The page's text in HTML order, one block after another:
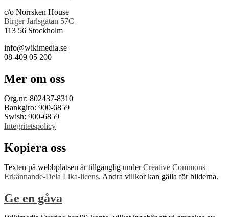
c/o Norrsken House
Birger Jarlsgatan 57C
113 56 Stockholm
info@wikimedia.se
08-409 05 200
Mer om oss
Org.nr: 802437-8310
Bankgiro: 900-6859
Swish: 900-6859
Integritetspolicy
Kopiera oss
Texten på webbplatsen är tillgänglig underCreative Commons
Erkännande-Dela Lika-licens. Andra villkor kan gälla för bilderna.
Ge en gåva